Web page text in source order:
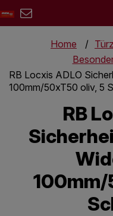
Home
RB Locxis ADLO
100mm/50xT50 oliv, 5
RB
100mm/